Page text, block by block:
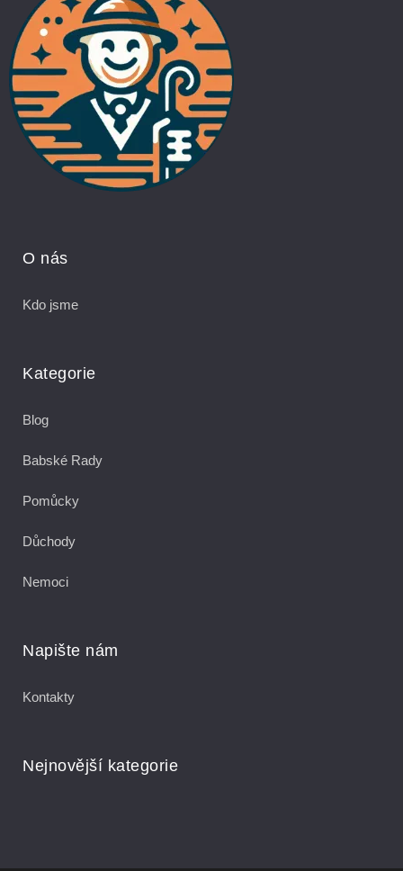
O nás
Kdo jsme
Kategorie
Blog
Babské Rady
Pomůcky
Důchody
Nemoci
Napište nám
Kontakty
Nejnovější kategorie